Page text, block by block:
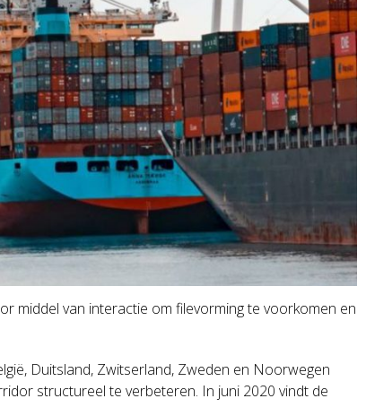
middel van interactie om filevorming te voorkomen en
Duitsland, Zwitserland, Zweden en Noorwegen
structureel te verbeteren. In juni 2020 vindt de